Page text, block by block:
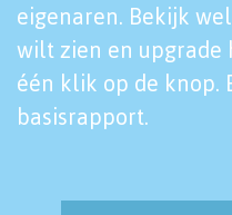
eigenaren. Bekijk
wilt zien en upgrade
één klik op de knop.
basisrapport.